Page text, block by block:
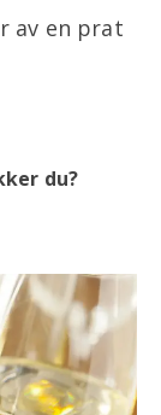
av en prat
du?